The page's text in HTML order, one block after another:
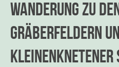
Wanderung zu
Gräberfeldern
Kleinenknetener